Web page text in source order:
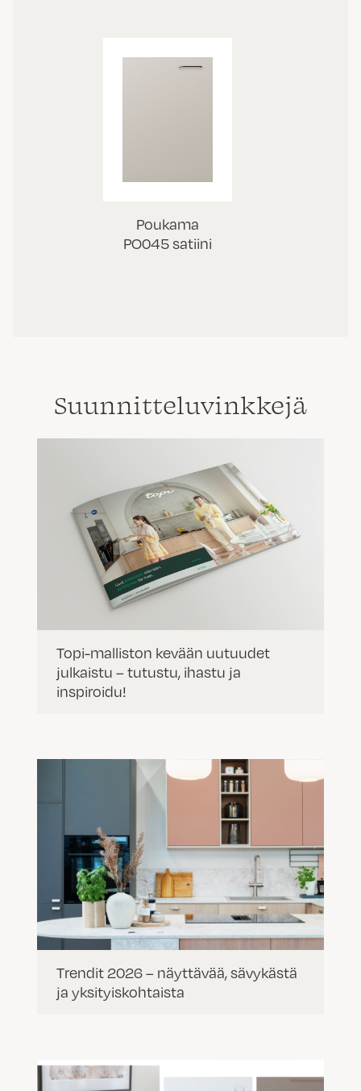
Poukama
PO045 satiini
Suunnittelu­vinkkejä
Topi-malliston kevään uutuudet
julkaistu – tutustu, ihastu ja
inspiroidu!
Trendit 2026 – näyttävää, sävykästä
ja yksityiskohtaista